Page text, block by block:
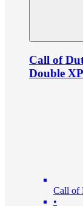
Call of
Double
Call of
•